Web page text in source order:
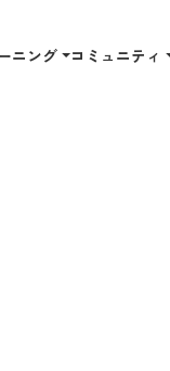
ニング コミュニティ